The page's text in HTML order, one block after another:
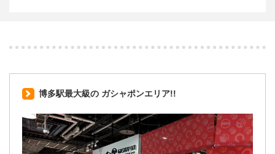
博多駅最大級の ガシャポンエリア!!